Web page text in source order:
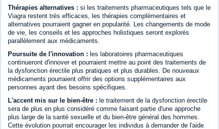
Thérapies alternatives : si les traitements pharmaceutiques tels que le
Viagra restent très efficaces, les thérapies complémentaires et
alternatives pourraient gagner en popularité. Les changements de mode
de vie, les conseils et les approches holistiques seront explorés
parallèlement aux médicaments.
Poursuite de l'innovation : les laboratoires pharmaceutiques
continueront d'innover et pourraient mettre au point des traitements de
la dysfonction érectile plus pratiques et plus durables. De nouveaux
médicaments pourraient offrir des options supplémentaires aux
personnes ayant des besoins spécifiques.
L'accent mis sur le bien-être : le traitement de la dysfonction érectile
sera de plus en plus considéré comme faisant partie d'une approche
plus large de la santé sexuelle et du bien-être général des hommes.
Cette évolution pourrait encourager les individus à demander de l'aide